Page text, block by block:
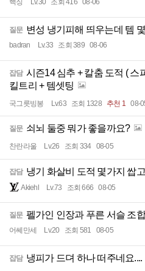
핵징 Lv.30 조회 416 08-06
질문 변성 냉기피해 띄우는데 템
badran Lv.33 조회 389 08-06
잡담 시즌14 심추 + 칼춤 도적 ( 스
킬트리 + 템셋팅
국그릇빙봉 Lv.63 조회 1328 추천 1 08-
질문 쇠뇌 둘중 뭐가 좋을까요?
찬란라울 Lv.26 조회 334 08-05
잡담 냉기 화살비 도적 몇가지 쌉
Akiehl Lv.73 조회 666 08-05
질문 펠가인 인장과 푸른 서슬 조합
어쎄만세 Lv.20 조회 581 08-05
잡담 냉피가 드뎌 하나 떠주네요....